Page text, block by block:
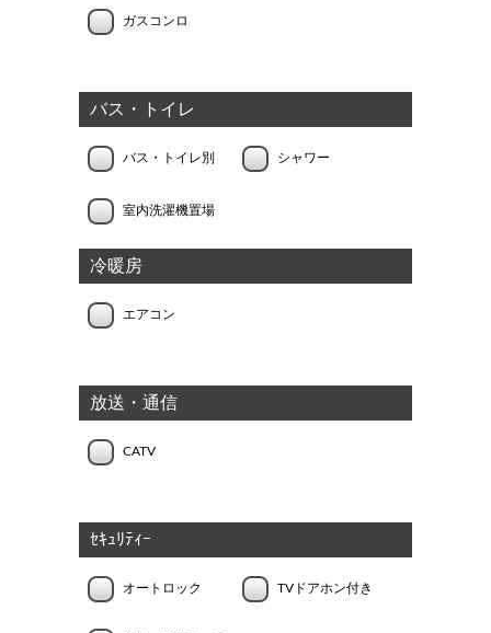
ガスコンロ
バス・トイレ
バス・トイレ別 シャワー
室内洗濯機置場
冷暖房
エアコン
放送・通信
CATV
ｾｷｭﾘﾃｨｰ
オートロック TVドアホン付き